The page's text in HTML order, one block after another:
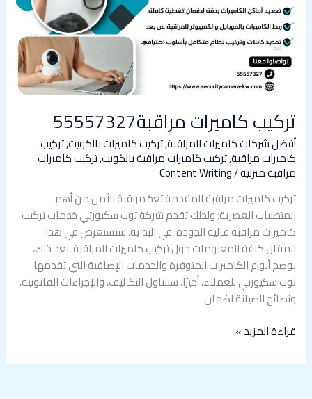
تركيب كاميرات مراقبة55557327
أفضل شركات كاميرات المراقبة,تركيب كاميرات بالكويت,تركيب
كاميرات مراقبة,تركيب كاميرات مراقبة بالكويت,تركيب كاميرات
مراقبة منزلية/
Content Writing
تركيب كاميرات مراقبة المقدمة تعدُّ مراقبة الأمن من أهم
المتطلبات العصرية؛ ولذلك تقدم شركة توب سكيورتي خدمات تركيب
كاميرات مراقبة عالية الجودة. في البداية، سنستعرض في هذا
المقال كافة المعلومات حول تركيب كاميرات المراقبة. بعد ذلك،
نوضح أنواع الكاميرات المتوفرة والخدمات الإضافية التي تقدمها
توب سكيورتي للعملاء. أخيرًا، سنتناول التكاليف، والإجراءات القانونية،
ونصائح الصيانة لضمان
قراءة المزيد »